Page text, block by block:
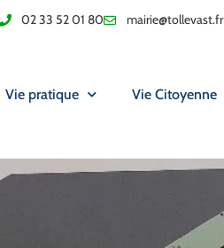
02 33 52 01 80 mairie@tollevast.fr
Vie pratique Vie Citoyenne